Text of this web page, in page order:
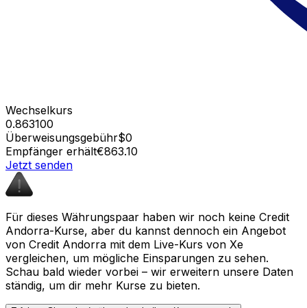
Wechselkurs
0.863100
Überweisungsgebühr$0
Empfänger erhält€863.10
Jetzt senden
Für dieses Währungspaar haben wir noch keine Credit
Andorra-Kurse, aber du kannst dennoch ein Angebot
von Credit Andorra mit dem Live-Kurs von Xe
vergleichen, um mögliche Einsparungen zu sehen.
Schau bald wieder vorbei – wir erweitern unsere Daten
ständig, um dir mehr Kurse zu bieten.